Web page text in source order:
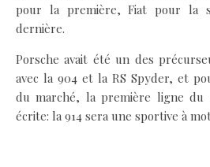
pour la première, Fiat pour la
dernière.
Porsche avait été un des
avec la 904 et la RS Spyder, et
du marché, la première ligne du
écrite: la 914 sera une sportive à